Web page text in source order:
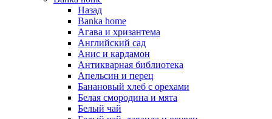
Назад
Banka home
Агава и хризантема
Английский сад
Анис и кардамон
Антикварная библиотека
Апельсин и перец
Банановый хлеб с орехами
Белая смородина и мята
Белый чай